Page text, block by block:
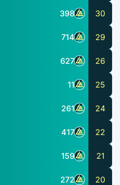
398 30
714 29
627 26
11 25
261 24
417 22
159 21
272 20